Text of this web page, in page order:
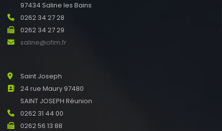
97434 Saline les Bains
0262 34 27 28
0262 34 27 29
saline@ofim.fr
Saint Joseph
24 rue Maury 97480
SAINT JOSEPH Réunion
0262 31 44 00
0262 56 13 88